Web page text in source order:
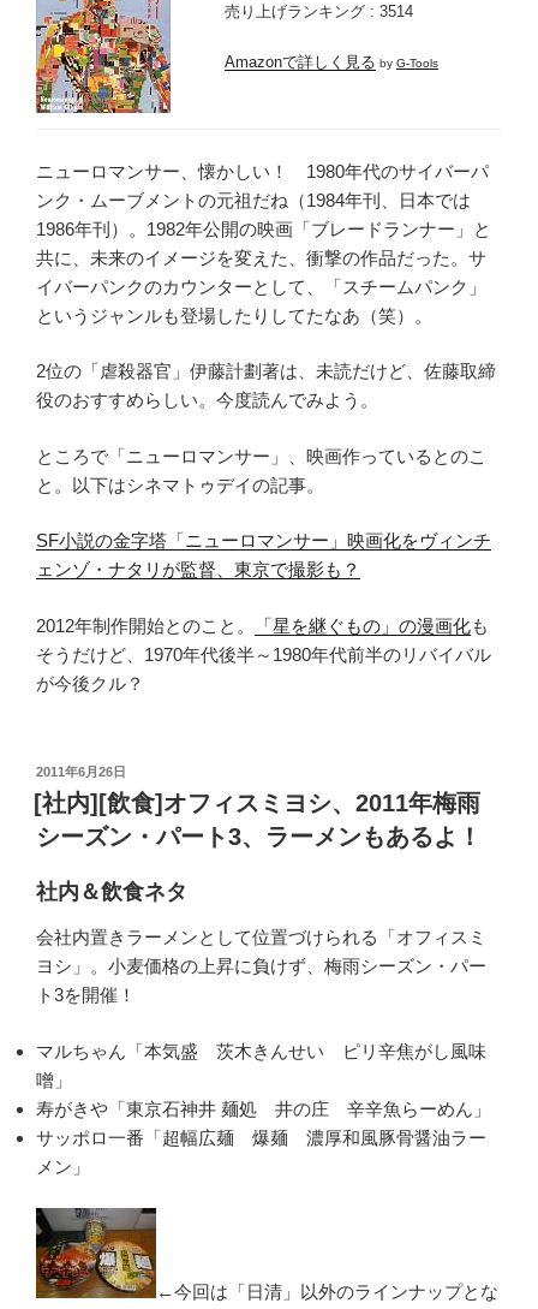
売り上げランキング : 3514
Amazonで詳しく見る by G-Tools
ニューロマンサー、懐かしい！ 1980年代のサイバーパ
ンク・ムーブメントの元祖だね（1984年刊、日本では
1986年刊）。1982年公開の映画「ブレードランナー」と
共に、未来のイメージを変えた、衝撃の作品だった。サ
イバーパンクのカウンターとして、「スチームパンク」
というジャンルも登場したりしてたなあ（笑）。
2位の「虐殺器官」伊藤計劃著は、未読だけど、佐藤取締
役のおすすめらしい。今度読んでみよう。
ところで「ニューロマンサー」、映画作っているとのこ
と。以下はシネマトゥデイの記事。
SF小説の金字塔「ニューロマンサー」映画化をヴィンチ
ェンゾ・ナタリが監督、東京で撮影も？
2012年制作開始とのこと。 「星を継ぐもの」の漫画化も
そうだけど、1970年代後半～1980年代前半のリバイバル
が今後クル？
投
稿
日:
2011年6月26日
[社内][飲食]オフィスミヨシ、2011年梅雨
シーズン・パート3、ラーメンもあるよ！
社内＆飲食ネタ
会社内置きラーメンとして位置づけられる「オフィスミ
ヨシ」。小麦価格の上昇に負けず、梅雨シーズン・パー
ト3を開催！
マルちゃん「本気盛 茨木きんせい ピリ辛焦がし風味
噌」
寿がきや「東京石神井 麺処 井の庄 辛辛魚らーめん」
サッポロ一番「超幅広麺 爆麺 濃厚和風豚骨醤油ラー
メン」
←今回は「日清」以外のラインナップとな